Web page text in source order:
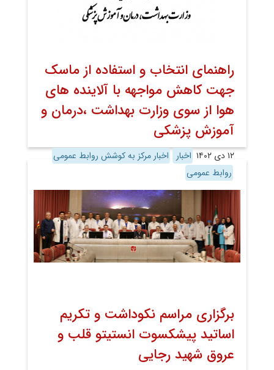
راهنمای انتخاب و استفاده از ماسک
جهت کاهش مواجهه با آلاینده های
هوا از سوی وزارت بهداشت ،درمان و
آموزش پزشکی
۱۲ دی ۱۴۰۲ اخبار
اخبار مرکز به کوشش روابط عمومی
روابط عمومی
برگزاری مراسم نکوداشت و تکریم
اساتید پیشکسوت انستیتو قلب و
عروق شهید رجایی